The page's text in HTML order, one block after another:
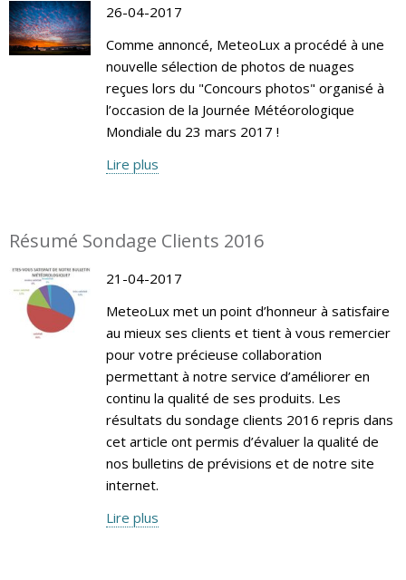
26-04-2017
Comme annoncé, MeteoLux a procédé à une
nouvelle sélection de photos de nuages
reçues lors du "Concours photos" organisé à
l’occasion de la Journée Météorologique
Mondiale du 23 mars 2017 !
Lire plus
Résumé Sondage Clients 2016
21-04-2017
MeteoLux met un point d’honneur à satisfaire
au mieux ses clients et tient à vous remercier
pour votre précieuse collaboration
permettant à notre service d’améliorer en
continu la qualité de ses produits. Les
résultats du sondage clients 2016 repris dans
cet article ont permis d’évaluer la qualité de
nos bulletins de prévisions et de notre site
internet.
Lire plus